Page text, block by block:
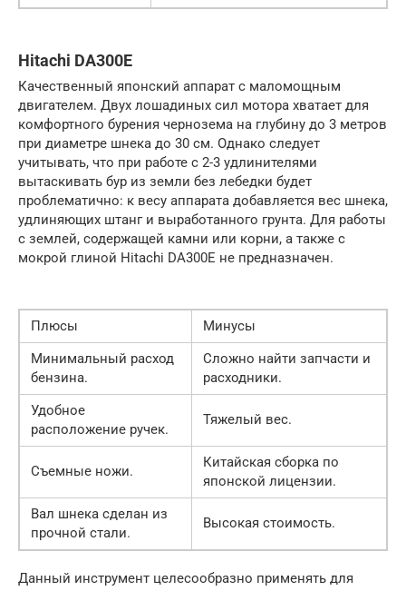
Hitachi DA300E
Качественный японский аппарат с маломощным
двигателем. Двух лошадиных сил мотора хватает для
комфортного бурения чернозема на глубину до 3 метров
при диаметре шнека до 30 см. Однако следует
учитывать, что при работе с 2-3 удлинителями
вытаскивать бур из земли без лебедки будет
проблематично: к весу аппарата добавляется вес шнека,
удлиняющих штанг и выработанного грунта. Для работы
с землей, содержащей камни или корни, а также с
мокрой глиной Hitachi DA300E не предназначен.
Плюсы
Минусы
Минимальный расход
бензина.
Сложно найти запчасти и
расходники.
Удобное
расположение ручек.
Тяжелый вес.
Съемные ножи.
Китайская сборка по
японской лицензии.
Вал шнека сделан из
прочной стали.
Высокая стоимость.
Данный инструмент целесообразно применять для